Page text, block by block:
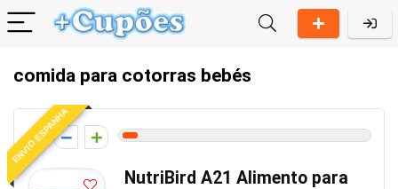
comida para cotorras bebés
ENVIO ESPANHA
3
NutriBird A21 Alimento para